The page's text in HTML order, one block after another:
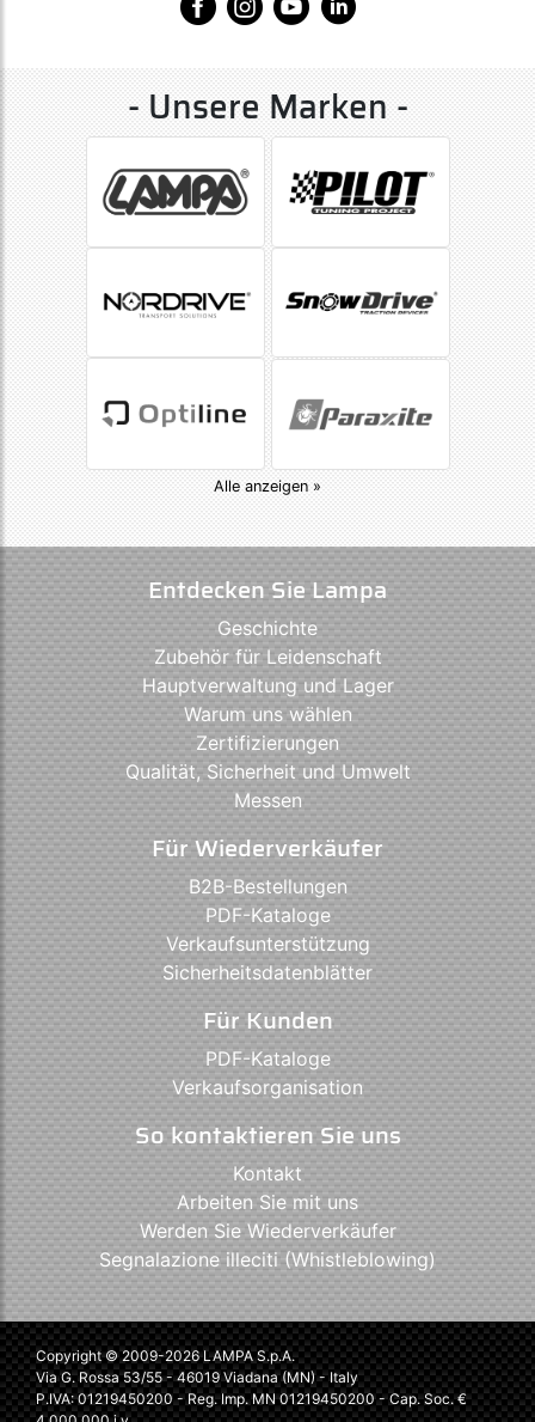
- Unsere Marken -
Alle anzeigen »
Entdecken Sie Lampa
Geschichte
Zubehör für Leidenschaft
Hauptverwaltung und Lager
Warum uns wählen
Zertifizierungen
Qualität, Sicherheit und Umwelt
Messen
Für Wiederverkäufer
B2B-Bestellungen
PDF-Kataloge
Verkaufsunterstützung
Sicherheitsdatenblätter
Für Kunden
PDF-Kataloge
Verkaufsorganisation
So kontaktieren Sie uns
Kontakt
Arbeiten Sie mit uns
Werden Sie Wiederverkäufer
Segnalazione illeciti (Whistleblowing)
Copyright © 2009-2026 LAMPA S.p.A.
Via G. Rossa 53/55 - 46019 Viadana (MN) - Italy
P.IVA: 01219450200 - Reg. Imp. MN 01219450200 - Cap. Soc. €